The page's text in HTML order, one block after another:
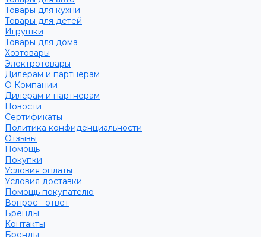
Товары для кухни
Товары для детей
Игрушки
Товары для дома
Хозтовары
Электротовары
Дилерам и партнерам
О Компании
Дилерам и партнерам
Новости
Сертификаты
Политика конфиденциальности
Отзывы
Помощь
Покупки
Условия оплаты
Условия доставки
Помощь покупателю
Вопрос - ответ
Бренды
Контакты
Бренды